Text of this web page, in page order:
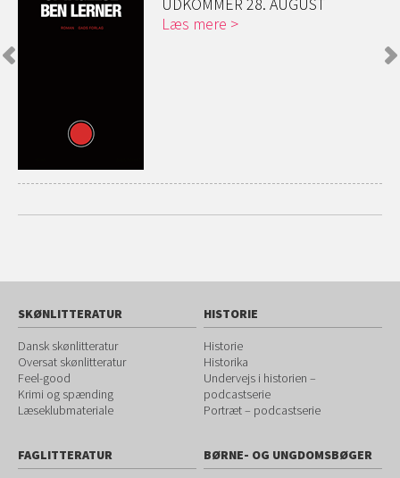
Læs mere
SKØNLITTERATUR
Dansk skønlitteratur
Oversat skønlitteratur
Feel-good
Krimi og spænding
Læseklubmateriale
HISTORIE
Historie
Historika
Undervejs i historien –
podcastserie
Portræt – podcastserie
FAGLITTERATUR
BØRNE- OG UNGDOMSBØGER